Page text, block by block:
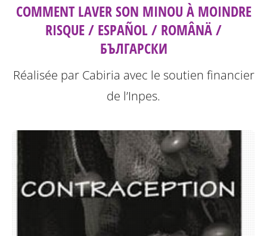
COMMENT LAVER SON MINOU À MOINDRE
RISQUE / ESPAÑOL / ROMÂNÄ /
БЪЛГАРСКИ
Réalisée par Cabiria avec le soutien financier
de l’Inpes.